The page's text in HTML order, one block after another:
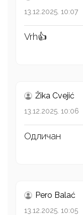
13.12.2025. 10:07
Vrh👍
Žika Cvejić
13.12.2025. 10:06
Одличан
Pero Balać
13.12.2025. 10:05